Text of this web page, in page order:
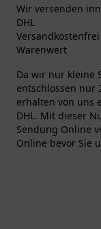
Wir versenden
DHL
Warenwert
Da wir nur kleine
entschlossen nur
erhalten von uns
DHL. Mit dieser
Sendung Online
Online bevor Sie